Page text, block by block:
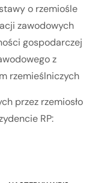
o rzemiośle
zawodowych
gospodarczej
z
rzemieślniczych
przez rzemiosło
RP: